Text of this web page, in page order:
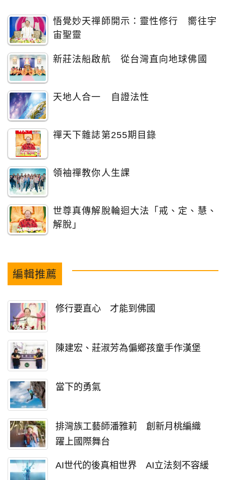
悟覺妙天禪師開示：靈性修行 嚮往宇
宙聖靈
新莊法船啟航 從台灣直向地球佛國
天地人合一 自證法性
禪天下雜誌第255期目錄
領袖禪教你人生課
世尊真傳解脫輪迴大法「戒、定、慧、
解脫」
編輯推薦
修行要直心 才能到佛國
陳建宏、莊淑芳為偏鄉孩童手作漢堡
當下的勇氣
排灣族工藝師潘雅莉 創新月桃編織
躍上國際舞台
AI世代的後真相世界 AI立法刻不容緩